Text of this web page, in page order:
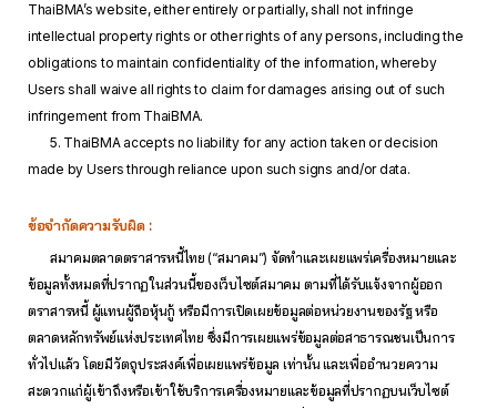
ThaiBMA’s website, either entirely or partially, shall not infringe
intellectual property rights or other rights of any persons, including the
obligations to maintain confidentiality of the information, whereby
Users shall waive all rights to claim for damages arising out of such
infringement from ThaiBMA.
5. ThaiBMA accepts no liability for any action taken or decision
made by Users through reliance upon such signs and/or data.
ข้อจำกัดความรับผิด :
สมาคมตลาดตราสารหนี้ไทย (“สมาคม”) จัดทำและเผยแพร่เครื่องหมายและ
ข้อมูลทั้งหมดที่ปรากฏในส่วนนี้ของเว็บไซต์สมาคม ตามที่ได้รับแจ้งจากผู้ออก
ตราสารหนี้ ผู้แทนผู้ถือหุ้นกู้ หรือมีการเปิดเผยข้อมูลต่อหน่วยงานของรัฐ หรือ
ตลาดหลักทรัพย์แห่งประเทศไทย ซึ่งมีการเผยแพร่ข้อมูลต่อสาธารณชนเป็นการ
ทั่วไปแล้ว โดยมีวัตถุประสงค์เพื่อเผยแพร่ข้อมูล เท่านั้น และเพื่ออำนวยความ
สะดวกแก่ผู้เข้าถึงหรือเข้าใช้บริการเครื่องหมายและข้อมูลที่ปรากฏบนเว็บไซต์